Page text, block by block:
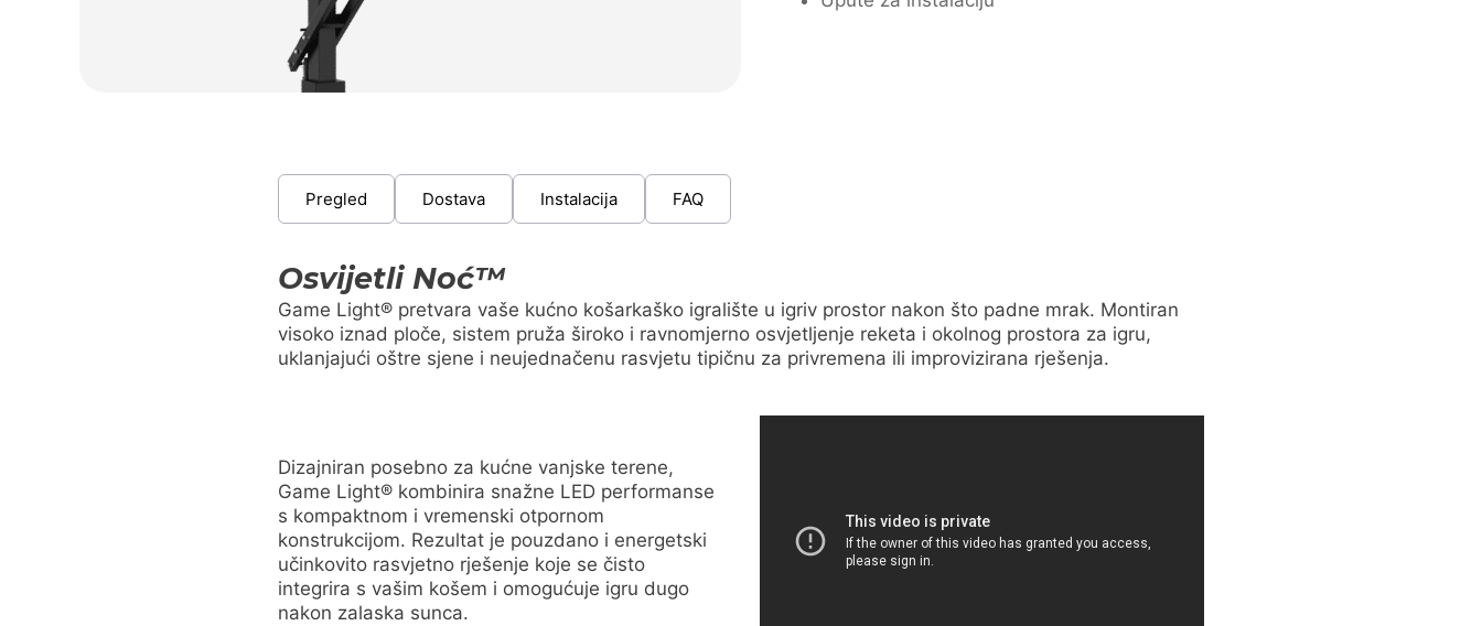
Pregled Dostava Instalacija FAQ
Osvijetli Noć™
Game Light® pretvara vaše kućno košarkaško igralište u igriv prostor nakon što padne mrak. Montiran
visoko iznad ploče, sistem pruža široko i ravnomjerno osvjetljenje reketa i okolnog prostora za igru,
uklanjajući oštre sjene i neujednačenu rasvjetu tipičnu za privremena ili improvizirana rješenja.
Dizajniran posebno za kućne vanjske terene,
Game Light® kombinira snažne LED performanse
s kompaktnom i vremenski otpornom
konstrukcijom. Rezultat je pouzdano i energetski
učinkovito rasvjetno rješenje koje se čisto
integrira s vašim košem i omogućuje igru dugo
nakon zalaska sunca.